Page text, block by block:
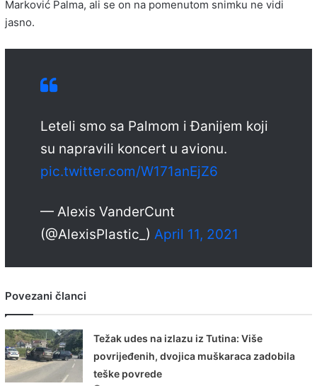
Marković Palma, ali se on na pomenutom snimku ne vidi
jasno.
Leteli smo sa Palmom i Đanijem koji
su napravili koncert u avionu.
pic.twitter.com/W171anEjZ6
— Alexis VanderCunt
(@AlexisPlastic_) April 11, 2021
Povezani članci
Težak udes na izlazu iz Tutina: Više
povrijeđenih, dvojica muškaraca zadobila
teške povrede